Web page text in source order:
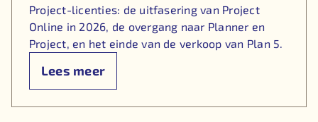
Project-licenties: de uitfasering van Project
Online in 2026, de overgang naar Planner en
Project, en het einde van de verkoop van Plan 5.
Lees meer